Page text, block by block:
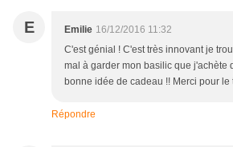
E Emilie 16/12/2016 11:32
C'est génial ! C'est très innovant je
mal à garder mon basilic que j'achète
bonne idée de cadeau !! Merci pour le
Répondre